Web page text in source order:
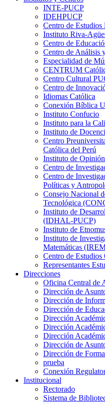
INTE-PUCP
IDEHPUCP
Centro de Estudios
Instituto Riva-
Centro de
Centro de Análisis
Especialidad de
CENTRUM
Centro Cultural
Centro de
Idiomas Católica
Conexión Bíblica
Instituto Confucio
Instituto para la
Instituto de
Centro
Católica del Perú
Instituto de
Centro de
Centro de
Políticas y
Consejo Nacional
Tecnológica
Instituto de
(IDHAL-PUCP)
Instituto de
Instituto de
Matemáticas
Centro de Estudios
Representantes
Direcciones
Oficina Central de
Dirección de
Dirección de
Dirección de
Dirección
Dirección
Dirección
Dirección de
Dirección de
prueba
Conexión
Institucional
Rectorado
Sistema de